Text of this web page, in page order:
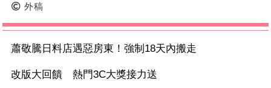
外稿
蕭敬騰日料店遇惡房東！強制18天內搬走
改版大回饋 熱門3C大獎接力送